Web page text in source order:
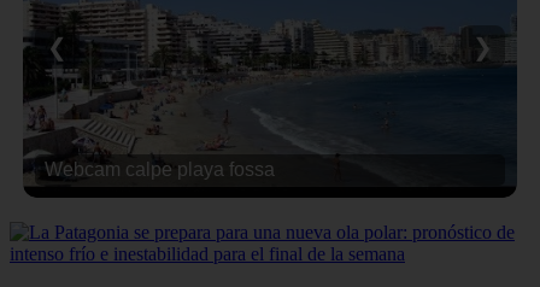
Webcam calpe playa fossa
❮ ❯